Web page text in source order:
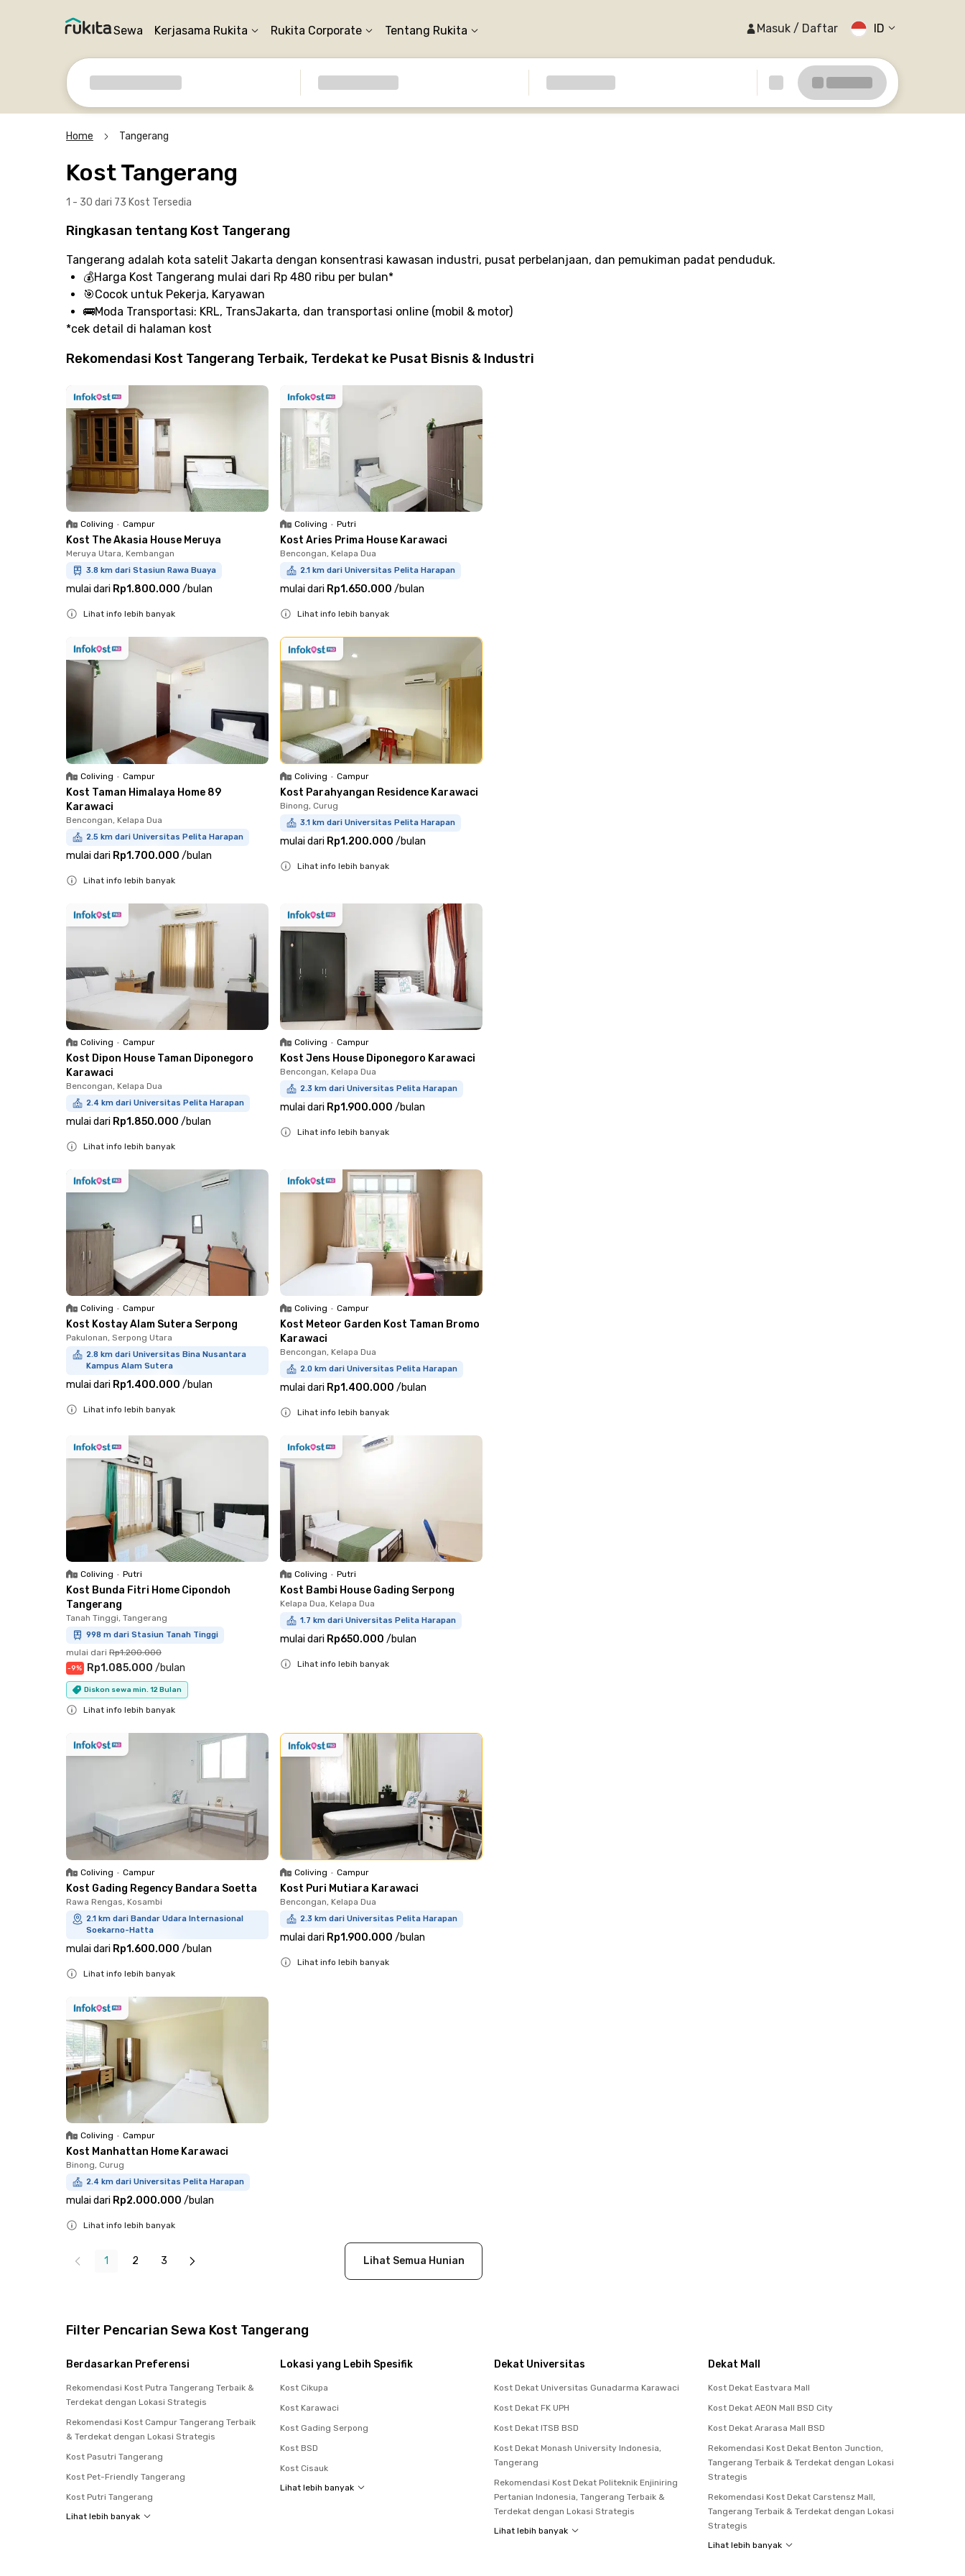
Sewa Kerjasama Rukita Rukita Corporate Tentang Rukita Masuk / Daftar ID
Home Tangerang
Kost Tangerang
1 - 30 dari 73 Kost Tersedia
Ringkasan tentang Kost Tangerang
Tangerang adalah kota satelit Jakarta dengan konsentrasi kawasan industri, pusat perbelanjaan, dan pemukiman padat penduduk.
💰Harga Kost Tangerang mulai dari Rp 480 ribu per bulan*
🎯Cocok untuk Pekerja, Karyawan
🚌Moda Transportasi: KRL, TransJakarta, dan transportasi online (mobil & motor)
*cek detail di halaman kost
Rekomendasi Kost Tangerang Terbaik, Terdekat ke Pusat Bisnis & Industri
Coliving • Campur
Kost The Akasia House Meruya
Meruya Utara, Kembangan
3.8 km dari Stasiun Rawa Buaya
mulai dari Rp1.800.000 /bulan
Lihat info lebih banyak
Coliving • Putri
Kost Aries Prima House Karawaci
Bencongan, Kelapa Dua
2.1 km dari Universitas Pelita Harapan
mulai dari Rp1.650.000 /bulan
Lihat info lebih banyak
Coliving • Campur
Kost Taman Himalaya Home 89
Karawaci
Bencongan, Kelapa Dua
2.5 km dari Universitas Pelita Harapan
mulai dari Rp1.700.000 /bulan
Lihat info lebih banyak
Coliving • Campur
Kost Parahyangan Residence Karawaci
Binong, Curug
3.1 km dari Universitas Pelita Harapan
mulai dari Rp1.200.000 /bulan
Lihat info lebih banyak
Coliving • Campur
Kost Dipon House Taman Diponegoro
Karawaci
Bencongan, Kelapa Dua
2.4 km dari Universitas Pelita Harapan
mulai dari Rp1.850.000 /bulan
Lihat info lebih banyak
Coliving • Campur
Kost Jens House Diponegoro Karawaci
Bencongan, Kelapa Dua
2.3 km dari Universitas Pelita Harapan
mulai dari Rp1.900.000 /bulan
Lihat info lebih banyak
Coliving • Campur
Kost Kostay Alam Sutera Serpong
Pakulonan, Serpong Utara
2.8 km dari Universitas Bina Nusantara
Kampus Alam Sutera
mulai dari Rp1.400.000 /bulan
Lihat info lebih banyak
Coliving • Campur
Kost Meteor Garden Kost Taman Bromo
Karawaci
Bencongan, Kelapa Dua
2.0 km dari Universitas Pelita Harapan
mulai dari Rp1.400.000 /bulan
Lihat info lebih banyak
Coliving • Putri
Kost Bunda Fitri Home Cipondoh
Tangerang
Tanah Tinggi, Tangerang
998 m dari Stasiun Tanah Tinggi
mulai dari Rp1.200.000
-9% Rp1.085.000 /bulan
Diskon sewa min. 12 Bulan
Lihat info lebih banyak
Coliving • Putri
Kost Bambi House Gading Serpong
Kelapa Dua, Kelapa Dua
1.7 km dari Universitas Pelita Harapan
mulai dari Rp650.000 /bulan
Lihat info lebih banyak
Coliving • Campur
Kost Gading Regency Bandara Soetta
Rawa Rengas, Kosambi
2.1 km dari Bandar Udara Internasional
Soekarno-Hatta
mulai dari Rp1.600.000 /bulan
Lihat info lebih banyak
Coliving • Campur
Kost Puri Mutiara Karawaci
Bencongan, Kelapa Dua
2.3 km dari Universitas Pelita Harapan
mulai dari Rp1.900.000 /bulan
Lihat info lebih banyak
Coliving • Campur
Kost Manhattan Home Karawaci
Binong, Curug
2.4 km dari Universitas Pelita Harapan
mulai dari Rp2.000.000 /bulan
Lihat info lebih banyak
1 2 3 Lihat Semua Hunian
Filter Pencarian Sewa Kost Tangerang
Berdasarkan Preferensi
Rekomendasi Kost Putra Tangerang Terbaik &
Terdekat dengan Lokasi Strategis
Rekomendasi Kost Campur Tangerang Terbaik
& Terdekat dengan Lokasi Strategis
Kost Pasutri Tangerang
Kost Pet-Friendly Tangerang
Kost Putri Tangerang
Lihat lebih banyak
Lokasi yang Lebih Spesifik
Kost Cikupa
Kost Karawaci
Kost Gading Serpong
Kost BSD
Kost Cisauk
Lihat lebih banyak
Dekat Universitas
Kost Dekat Universitas Gunadarma Karawaci
Kost Dekat FK UPH
Kost Dekat ITSB BSD
Kost Dekat Monash University Indonesia,
Tangerang
Rekomendasi Kost Dekat Politeknik Enjiniring
Pertanian Indonesia, Tangerang Terbaik &
Terdekat dengan Lokasi Strategis
Lihat lebih banyak
Dekat Mall
Kost Dekat Eastvara Mall
Kost Dekat AEON Mall BSD City
Kost Dekat Ararasa Mall BSD
Rekomendasi Kost Dekat Benton Junction,
Tangerang Terbaik & Terdekat dengan Lokasi
Strategis
Rekomendasi Kost Dekat Carstensz Mall,
Tangerang Terbaik & Terdekat dengan Lokasi
Strategis
Lihat lebih banyak